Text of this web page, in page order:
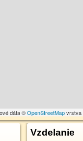
dáta ©OpenStreetMapvrstva
Vzdelanie